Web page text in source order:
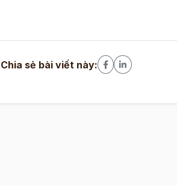
Chia sẻ bài viết này: